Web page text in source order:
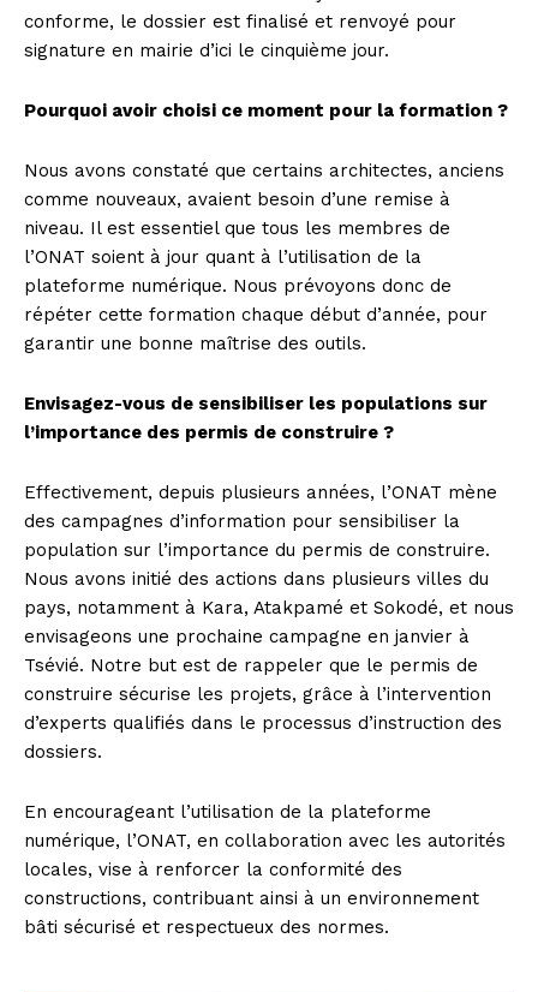
conforme, le dossier est finalisé et renvoyé pour
signature en mairie d’ici le cinquième jour.
Pourquoi avoir choisi ce moment pour la formation ?
Nous avons constaté que certains architectes, anciens
comme nouveaux, avaient besoin d’une remise à
niveau. Il est essentiel que tous les membres de
l’ONAT soient à jour quant à l’utilisation de la
plateforme numérique. Nous prévoyons donc de
répéter cette formation chaque début d’année, pour
garantir une bonne maîtrise des outils.
Envisagez-vous de sensibiliser les populations sur
l’importance des permis de construire ?
Effectivement, depuis plusieurs années, l’ONAT mène
des campagnes d’information pour sensibiliser la
population sur l’importance du permis de construire.
Nous avons initié des actions dans plusieurs villes du
pays, notamment à Kara, Atakpamé et Sokodé, et nous
envisageons une prochaine campagne en janvier à
Tsévié. Notre but est de rappeler que le permis de
construire sécurise les projets, grâce à l’intervention
d’experts qualifiés dans le processus d’instruction des
dossiers.
En encourageant l’utilisation de la plateforme
numérique, l’ONAT, en collaboration avec les autorités
locales, vise à renforcer la conformité des
constructions, contribuant ainsi à un environnement
bâti sécurisé et respectueux des normes.